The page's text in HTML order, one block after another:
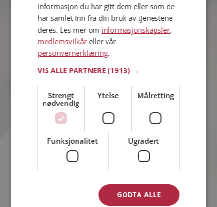
Søker mann 29 - 39 år
Hvis du er medlem kan du matche din
personlighet mot Benedicte eller noen
av de andre single. Kanskje passer
dere sammen som hånd i hanske?
Amalie
Søker mann 27 - 37 år
Møteplassen? Bli medlem og se selv.
Det finnes tusener av fotoalbum med
spennende bilder på sidene.
informasjon du har gitt dem eller som de
har samlet inn fra din bruk av tjenestene
deres. Les mer om informasjonskapsler,
medlemsvilkåreller vår
personvernerklæring.
VIS ALLE PARTNERE(1913) →
Strengt
nødvendig
Ytelse Målretting
Funksjonalitet Ugradert
GODTA ALLE